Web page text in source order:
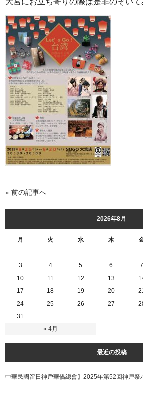
« 前の記事へ
2026年8月
月 火 水 木
« 4月
3
4 5 6 7
10
11 12 13
17
18 19 20
24
25 26 27
31
最近の投稿
中華民國留日神戶華僑總會】2025年第52回神戸祭